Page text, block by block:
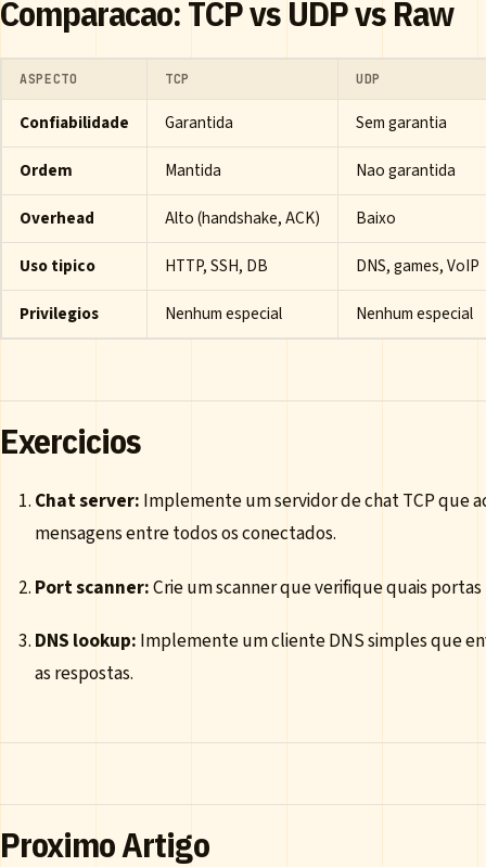
Comparacao: TCP vs UDP vs Raw
ASPECTO TCP UDP
Confiabilidade Garantida
Sem garantia
Ordem
Mantida
Nao garantida
Overhead
Alto (handshake, ACK)
Baixo
Uso tipico
HTTP, SSH, DB
DNS, games, VoIP
Privilegios
Nenhum especial Nenhum especial
Exercicios
Chat server: Implemente um servidor de chat TCP que
mensagens entre todos os conectados.
Port scanner:Crie um scanner que verifique quais
DNS lookup: Implemente um cliente DNS simples que
as respostas.
Proximo Artigo